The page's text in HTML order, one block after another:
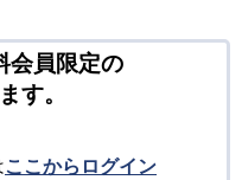
会員限定の
す。
ここからログイン